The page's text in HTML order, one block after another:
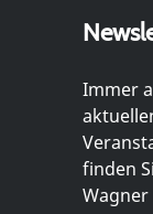
Immer
finden